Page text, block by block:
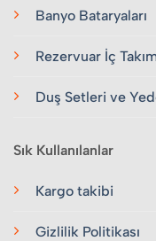
Banyo Bataryaları
Rezervuar İç
Duş Setleri ve
Sık Kullanılanlar
Kargo takibi
Gizlilik Politikası